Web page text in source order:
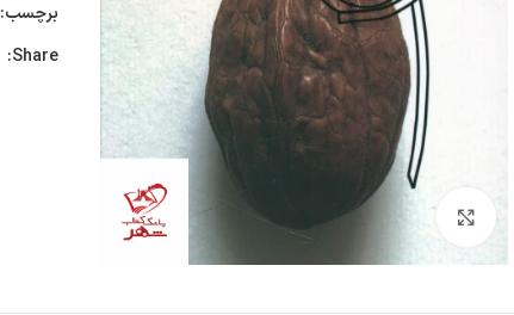
Click to enlarge
برچسب:
Share: